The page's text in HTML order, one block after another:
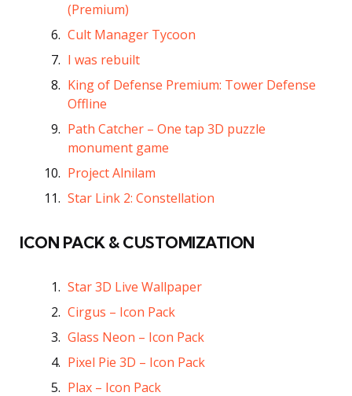
(Premium)
Cult Manager Tycoon
I was rebuilt
King of Defense Premium: Tower Defense
Offline
Path Catcher – One tap 3D puzzle
monument game
Project Alnilam
Star Link 2: Constellation
ICON PACK & CUSTOMIZATION
Star 3D Live Wallpaper
Cirgus – Icon Pack
Glass Neon – Icon Pack
Pixel Pie 3D – Icon Pack
Plax – Icon Pack